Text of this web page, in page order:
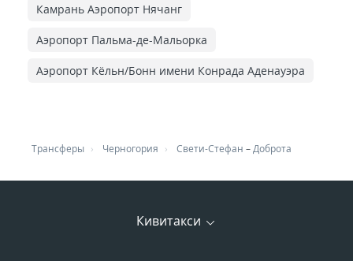
Камрань Аэропорт Нячанг
Аэропорт Пальма-де-Мальорка
Аэропорт Кёльн/Бонн имени Конрада Аденауэра
Трансферы Черногория Свети-Стефан –Доброта
Кивитакси